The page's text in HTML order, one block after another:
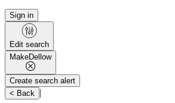
Sign in
Edit search
MakeDellow
Create search alert
< Back |